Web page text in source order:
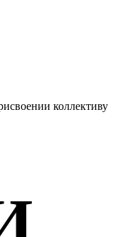
коллективу